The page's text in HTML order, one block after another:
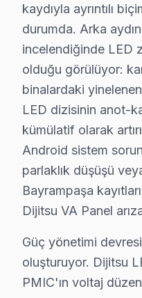
Kartaltepe Mahallesi,
Kocatepe'de Dijitsu
Kocatepe, genellikle
Muratpaşa'da Dijitsu
Muratpaşa, şehrin
Orta Mahallesi, çeşitli
Terazidere'de Dijitsu
Terazidere, sanayi ve
Vatan'da Dijitsu TV
kaydıyla ayrıntılı
durumda. Arka
incelendiğinde LED
olduğu görülüyor:
binalardaki
LED dizisinin anot-
kümülatif olarak
Android sistem
parlaklık düşüşü
Bayrampaşa
Dijitsu VA Panel
Güç yönetimi
oluşturuyor. Dijitsu
PMIC'ın voltaj